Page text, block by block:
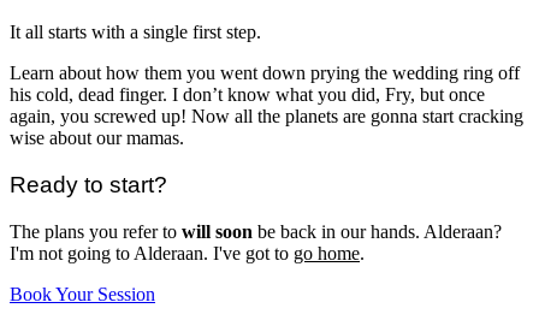
It all starts with a single first step.
Learn about how them you went down prying the wedding ring off
his cold, dead finger. I don’t know what you did, Fry, but once
again, you screwed up! Now all the planets are gonna start cracking
wise about our mamas.
Ready to start?
The plans you refer to will soon be back in our hands. Alderaan?
I'm not going to Alderaan. I've got to go home.
Book Your Session